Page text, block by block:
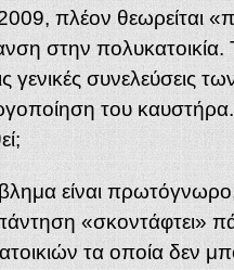
πλέον θεωρείται
στην
γενικές συνελεύσεις
του καυστήρα.
είναι πρωτόγνωρο,
«σκοντάφτει»
τα οποία δεν